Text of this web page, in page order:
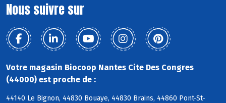
Nous suivre sur
Votre magasin Biocoop Nantes Cite Des Congres
(44000) est proche de :
44140 Le Bignon, 44830 Bouaye, 44830 Brains, 44860 Pont-St-